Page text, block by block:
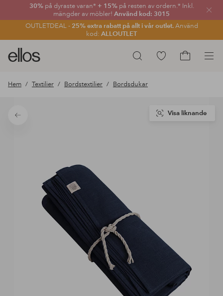
30% på dyraste varan* + 15% på resten av ordern.* Inkl.
mängder av möbler! Använd kod: 3015
OUTLETDEAL - 25% extra rabatt på allt i vår outlet.Använd
kod: ALLOUTLET
Sök
Ellos
logotyp
gå
förstasidan
Gå
Hem Textilier Bordstextilier Bordsdukar
Tillbaka
Visa liknande